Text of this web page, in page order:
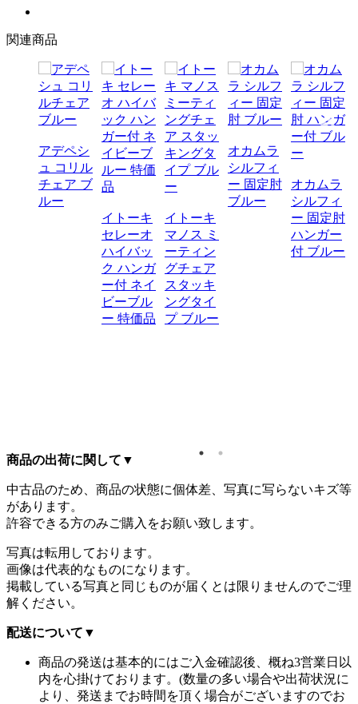
関連商品
アデペシ
ュ コリル
チェア ブ
ルー
イトーキ
セレーオ
ハイバッ
ク ハンガ
ー付 ネイ
ビーブル
ー 特価品
イトーキ
マノス ミ
ーティン
グチェア
スタッキ
ングタイ
プ ブルー
オカムラ
シルフィ
ー 固定肘
ブルー
オカムラ
シルフィ
ー 固定肘
ハンガー
付 ブルー
商品の出荷に関して ▼
中古品のため、商品の状態に個体差、写真に写らないキズ等
があります。
許容できる方のみご購入をお願い致します。
写真は転用しております。
画像は代表的なものになります。
掲載している写真と同じものが届くとは限りませんのでご理
解ください。
配送について ▼
商品の発送は基本的にはご入金確認後、概ね3営業日以
内を心掛けております。(数量の多い場合や出荷状況に
より、発送までお時間を頂く場合がございますのでお